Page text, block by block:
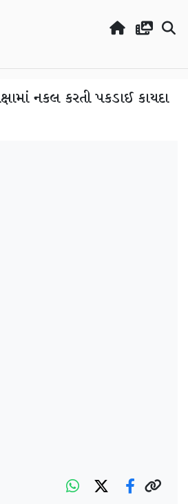
નકલ કરતી પકડાઈ કાયદા